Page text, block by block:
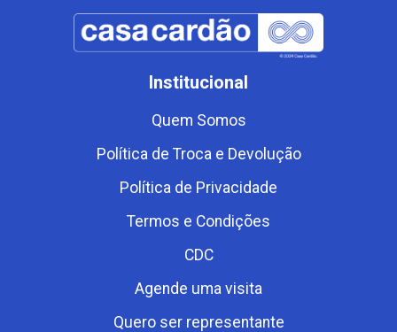
Institucional
Quem Somos
Política de Troca e Devolução
Política de Privacidade
Termos e Condições
CDC
Agende uma visita
Quero ser representante